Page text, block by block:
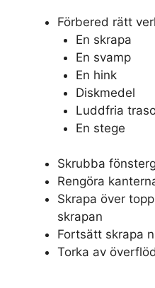
Förbered rätt
En skrapa
En svamp
En hink
Diskmedel
Luddfria
En stege
Skrubba
Rengöra
Skrapa över
skrapan
Fortsätt skrapa
Torka av